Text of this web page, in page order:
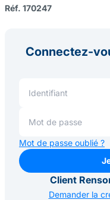
Réf. 170247
Connectez-
Mot de passe oublié ?
Client
Demander la